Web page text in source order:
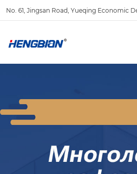
No. 61, Jingsan Road, Yueqing Economic